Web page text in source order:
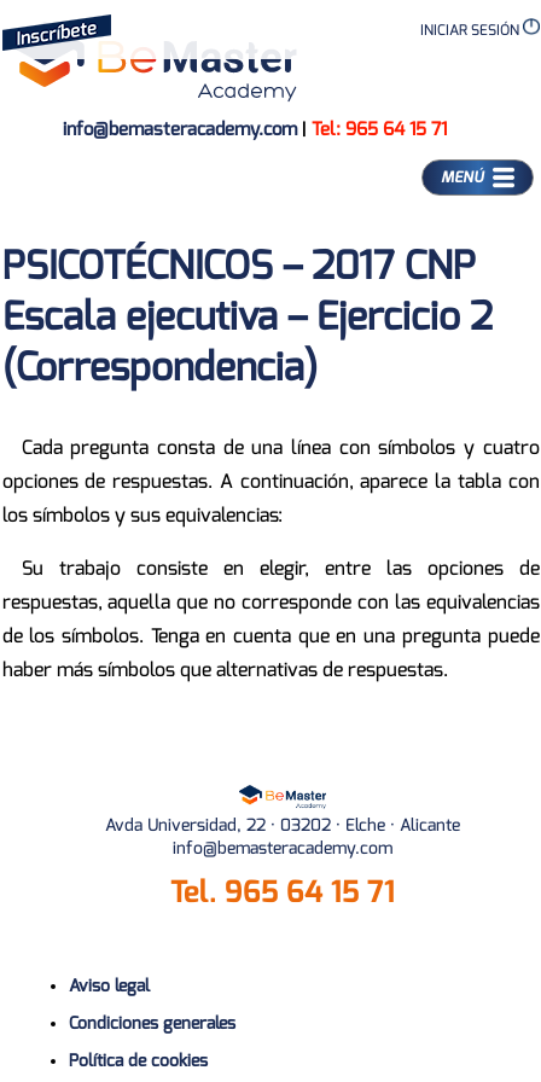
INICIAR SESIÓN
info@bemasteracademy.com| Tel: 965 64 15 71
MENÚ
PSICOTÉCNICOS – 2017 CNP
Escala ejecutiva – Ejercicio 2
(Correspondencia)
Cada pregunta consta de una línea con símbolos y cuatro
opciones de respuestas. A continuación, aparece la tabla con
los símbolos y sus equivalencias:
Su trabajo consiste en elegir, entre las opciones de
respuestas, aquella que no corresponde con las equivalencias
de los símbolos. Tenga en cuenta que en una pregunta puede
haber más símbolos que alternativas de respuestas.
Avda Universidad, 22 · 03202 · Elche · Alicante
info@bemasteracademy.com
Tel. 965 64 15 71
Aviso legal
Condiciones generales
Política de cookies